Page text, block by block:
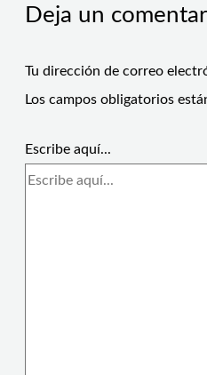
Deja un
Tu dirección de correo
Los campos obligatorios
Escribe aquí...